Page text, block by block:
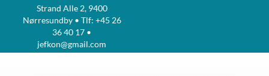
Strand Alle 2, 9400
Nørresundby • Tlf: +45 26
36 40 17 •
jefkon@gmail.com